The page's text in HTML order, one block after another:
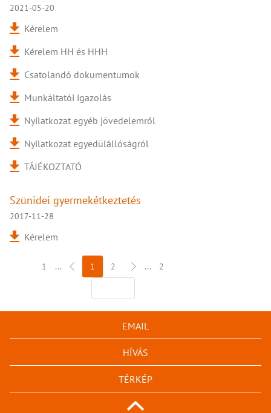
2021-05-20
Kérelem
Kérelem HH és HHH
Csatolandó dokumentumok
Munkáltatói igazolás
Nyilatkozat egyéb jövedelemről
Nyilatkozat egyedülállóságról
TÁJÉKOZTATÓ
Szünidei gyermekétkeztetés
2017-11-28
Kérelem
1 ... 1 2 ... 2
EMAIL
HÍVÁS
TÉRKÉP